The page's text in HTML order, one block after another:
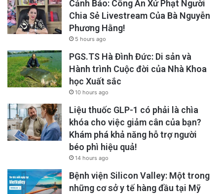
Cảnh Báo: Công An Xử Phạt Người
Chia Sẻ Livestream Của Bà Nguyễn
Phương Hằng!
5 hours ago
PGS.TS Hà Đình Đức: Di sản và
Hành trình Cuộc đời của Nhà Khoa
học Xuất sắc
10 hours ago
Liệu thuốc GLP-1 có phải là chìa
khóa cho việc giảm cân của bạn?
Khám phá khả năng hỗ trợ người
béo phì hiệu quả!
14 hours ago
Bệnh viện Silicon Valley: Một trong
những cơ sở y tế hàng đầu tại Mỹ